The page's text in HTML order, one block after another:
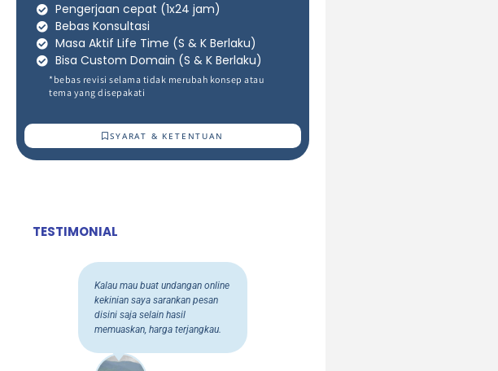
Pengerjaan cepat (1x24 jam)
Bebas Konsultasi
Masa Aktif Life Time (S & K Berlaku)
Bisa Custom Domain (S & K Berlaku)
*bebas revisi selama tidak merubah konsep atau
tema yang disepakati
SYARAT & KETENTUAN
TESTIMONIAL
Puas banget sama hasil nya
harga terjangkau tapi hasilnya
luar biasaa
dapat bonus
jugaa..thank u browedding udah